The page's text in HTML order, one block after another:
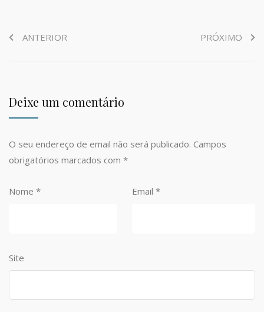
ANTERIOR PRÓXIMO
Deixe um comentário
O seu endereço de email não será publicado. Campos
obrigatórios marcados com *
Nome * Email *
Site